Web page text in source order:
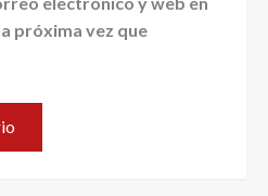
próxima vez que